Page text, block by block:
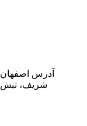
آدرس اصفهان